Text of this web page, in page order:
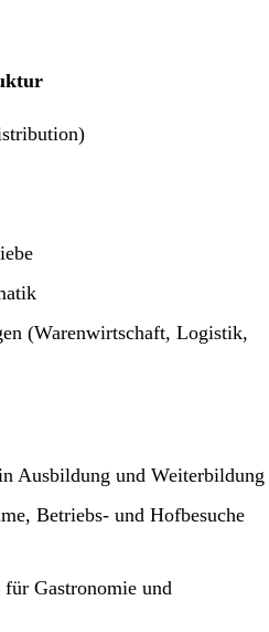
(Warenwirtschaft, Logistik,
Ausbildung und Weiterbildung
Betriebs- und Hofbesuche
für Gastronomie und